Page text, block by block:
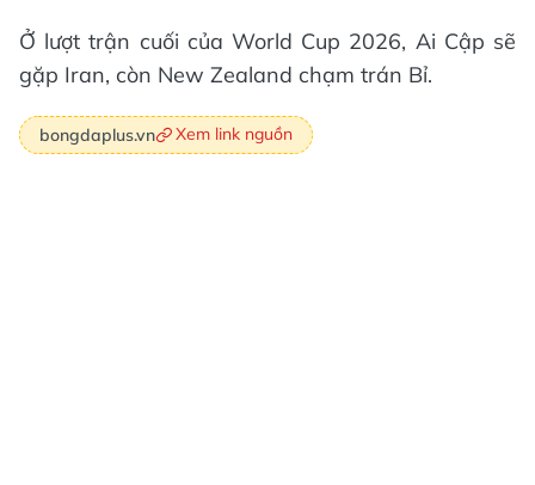
Ở lượt trận cuối của World Cup 2026, Ai Cập sẽ
gặp Iran, còn New Zealand chạm trán Bỉ.
bongdaplus.vn Xem link nguồn